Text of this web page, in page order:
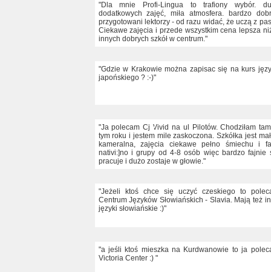
"Dla mnie Profi-Lingua to trafiony wybór.
dodatkowych zajęć, miła atmosfera. bardzo
przygotowani lektorzy - od razu widać, że uczą z
Ciekawe zajęcia i przede wszystkim cena lepsza
innych dobrych szkół w centrum."
"Gdzie w Krakowie można zapisac się na kurs
japońskiego ? :-)"
"Ja polecam Cj Vivid na ul Pilotów. Chodziłam
tym roku i jestem mile zaskoczona. Szkółka jest
kameralna, zajęcia ciekawe pełno śmiechu i
nativi:]no i grupy od 4-8 osób więc bardzo fajnie
pracuje i dużo zostaje w głowie."
"Jeżeli ktoś chce się uczyć czeskiego to
Centrum Języków Słowiańskich - Slavia. Mają też
języki słowiańskie :)"
"a jeśli ktoś mieszka na Kurdwanowie to ja
Victoria Center :) "